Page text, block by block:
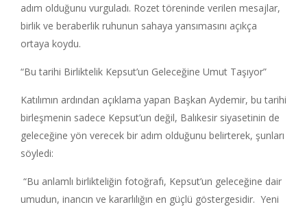
adım olduğunu vurguladı. Rozet töreninde verilen mesajlar,
birlik ve beraberlik ruhunun sahaya yansımasını açıkça
ortaya koydu.
“Bu tarihi Birliktelik Kepsut’un Geleceğine Umut Taşıyor”
Katılımın ardından açıklama yapan Başkan Aydemir, bu tarihi
birleşmenin sadece Kepsut’un değil, Balıkesir siyasetinin de
geleceğine yön verecek bir adım olduğunu belirterek, şunları
söyledi:
“Bu anlamlı birlikteliğin fotoğrafı, Kepsut’un geleceğine dair
umudun, inancın ve kararlılığın en güçlü göstergesidir. Yeni